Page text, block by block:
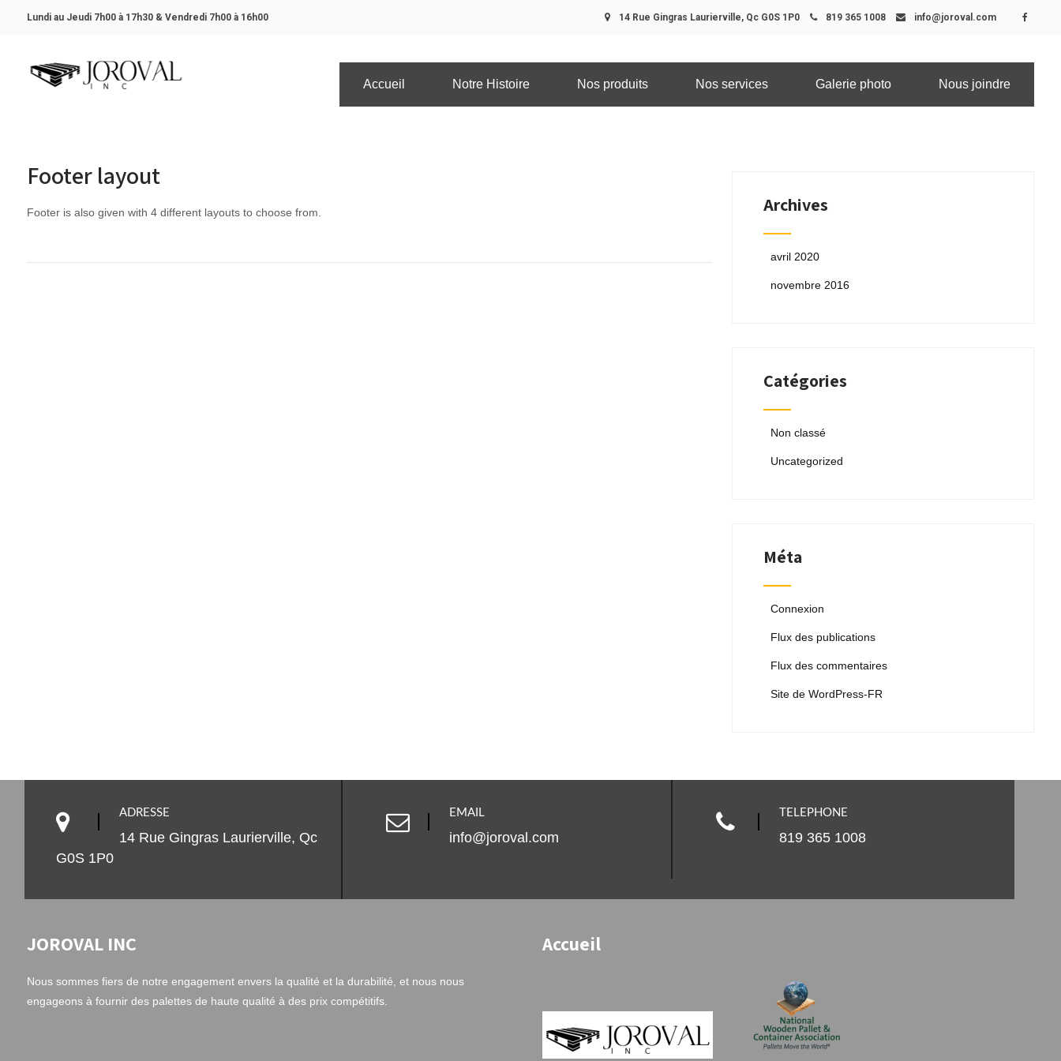
Lundi au Jeudi 7h00 à 17h30 & Vendredi 7h00 à 16h00 14 Rue Gingras Laurierville, Qc G0S 1P0 819 365 1008 info@joroval.com
Accueil Notre Histoire Nos produits Nos services Galerie photo Nous joindre
Footer layout
Footer is also given with 4 different layouts to choose from. Archives
avril 2020
novembre 2016
Catégories
Non classé
Uncategorized
Méta
Connexion
Flux des publications
Flux des commentaires
Site de WordPress-FR
ADRESSE
14 Rue Gingras Laurierville, Qc
G0S 1P0
EMAIL
info@joroval.com
TELEPHONE
819 365 1008
JOROVAL INC
Nous sommes fiers de notre engagement envers la qualité et la durabilité, et nous nous
engageons à fournir des palettes de haute qualité à des prix compétitifs.
Accueil